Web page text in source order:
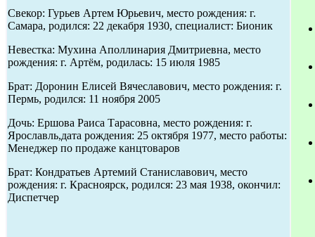
Свекор: Гурьев Артем Юрьевич, место рождения: г.
Самара, родился: 22 декабря 1930, специалист: Бионик
Невестка: Мухина Аполлинария Дмитриевна, место
рождения: г. Артём, родилась: 15 июля 1985
Брат: Доронин Елисей Вячеславович, место рождения: г.
Пермь, родился: 11 ноября 2005
Дочь: Ершова Раиса Тарасовна, место рождения: г.
Ярославль,дата рождения: 25 октября 1977, место работы:
Менеджер по продаже канцтоваров
Брат: Кондратьев Артемий Станиславович, место
рождения: г. Красноярск, родился: 23 мая 1938, окончил:
Диспетчер